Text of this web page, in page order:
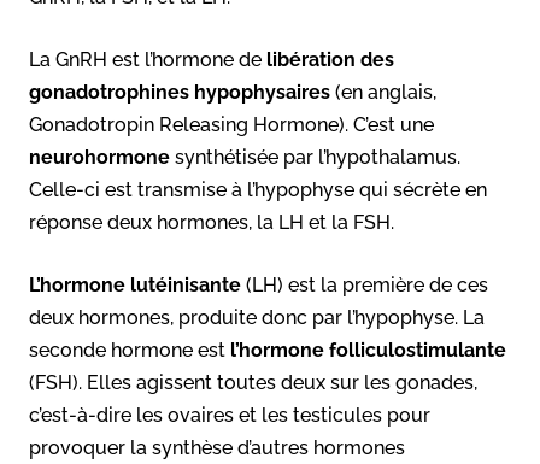
La GnRH est l’hormone de libération des
gonadotrophines hypophysaires (en anglais,
Gonadotropin Releasing Hormone). C’est une
neurohormone synthétisée par l’hypothalamus.
Celle-ci est transmise à l’hypophyse qui sécrète en
réponse deux hormones, la LH et la FSH.
L’hormone lutéinisante (LH) est la première de ces
deux hormones, produite donc par l’hypophyse. La
seconde hormone est l’hormone folliculostimulante
(FSH). Elles agissent toutes deux sur les gonades,
c’est-à-dire les ovaires et les testicules pour
provoquer la synthèse d’autres hormones